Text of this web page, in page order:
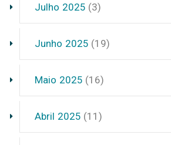
Julho 2025 (3)
Junho 2025 (19)
Maio 2025 (16)
Abril 2025 (11)